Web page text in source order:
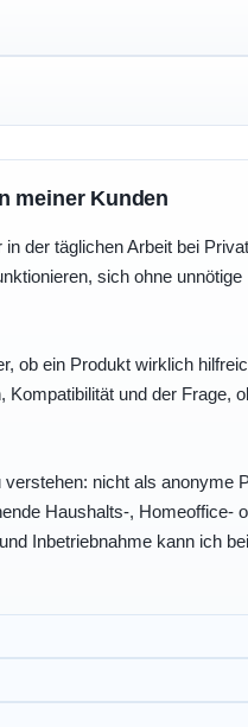
meiner Kunden
der täglichen Arbeit bei
sich ohne
ob ein Produkt wirklich
und der Frage,
nicht als anonyme
Haushalts-, Homeoffice-
Inbetriebnahme kann ich